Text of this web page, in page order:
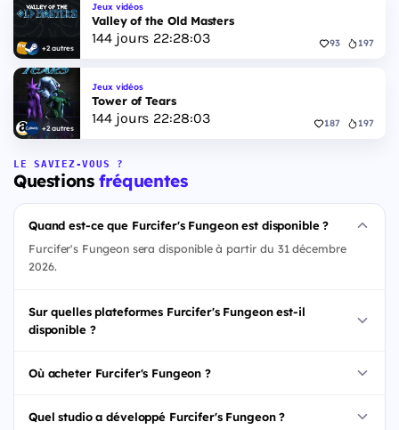
+2 autres
Jeux vidéos
Valley of the Old Masters
144jours 22:28:03 93 197
+2 autres
Jeux vidéos
Tower of Tears
144jours 22:28:03 187 197
LE SAVIEZ-VOUS ?
Questionsfréquentes
Quand est-ce que Furcifer's Fungeon est disponible ?
Furcifer's Fungeon sera disponible à partir du 31 décembre
2026.
Sur quelles plateformes Furcifer's Fungeon est-il
disponible ?
Où acheter Furcifer's Fungeon ?
Quel studio a développé Furcifer's Fungeon ?